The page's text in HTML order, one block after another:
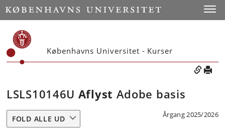
Københavns Universitet - Kurser
LSLS10146U Aflyst Adobe basis
Årgang 2025/2026
FOLD ALLE UD